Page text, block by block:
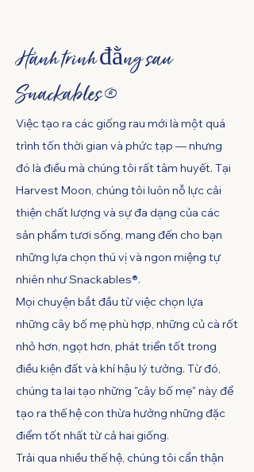
Hành trình đằng sau
Snackables®
Việc tạo ra các giống rau mới là một quá
trình tốn thời gian và phức tạp — nhưng
đó là điều mà chúng tôi rất tâm huyết. Tại
Harvest Moon, chúng tôi luôn nỗ lực cải
thiện chất lượng và sự đa dạng của các
sản phẩm tươi sống, mang đến cho bạn
những lựa chọn thú vị và ngon miệng tự
nhiên như Snackables®.
Mọi chuyện bắt đầu từ việc chọn lựa
những cây bố mẹ phù hợp, những củ cà rốt
nhỏ hơn, ngọt hơn, phát triển tốt trong
điều kiện đất và khí hậu lý tưởng. Từ đó,
chúng ta lai tạo những "cây bố mẹ" này để
tạo ra thế hệ con thừa hưởng những đặc
điểm tốt nhất từ cả hai giống.
Trải qua nhiều thế hệ, chúng tôi cẩn thận